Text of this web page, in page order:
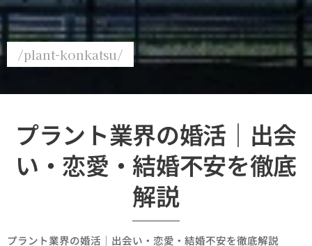
/plant-konkatsu/
プラント業界の婚活｜出会
い・恋愛・結婚不安を徹底
解説
プラント業界の婚活｜出会い・恋愛・結婚不安を徹底解説